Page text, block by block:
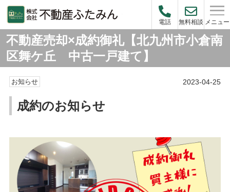
電話 無料相談 メニュー
不動産売却×成約御礼【北九州市小倉南
区舞ケ丘 中古一戸建て】
お知らせ 2023-04-25
成約のお知らせ